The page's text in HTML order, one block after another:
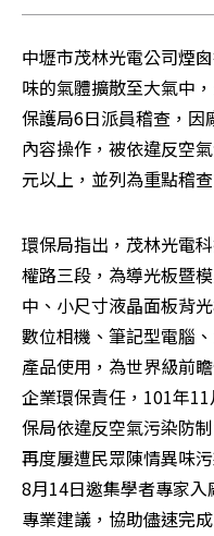
中壢市茂林光電公司煙
味的氣體擴散至大氣中
保護局6日派員稽查，因
內容操作，被依違反空
元以上，並列為重點稽
環保局指出，茂林光電
權路三段，為導光板暨
中、小尺寸液晶面板背
數位相機、筆記型電腦
產品使用，為世界級前
企業環保責任，101年
保局依違反空氣污染防
再度屢遭民眾陳情異味
8月14日邀集學者專家
專業建議，協助儘速完